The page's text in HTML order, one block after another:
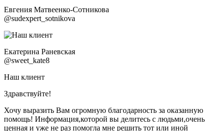
Евгения Матвеенко-Сотникова
@sudexpert_sotnikova
Екатерина Раневская
@sweet_kate8
Наш клиент
Здравствуйте!
Хочу выразить Вам огромную благодарность за оказанную
помощь! Информация,которой вы делитесь с людьми,очень
ценная и уже не раз помогла мне решить тот или иной